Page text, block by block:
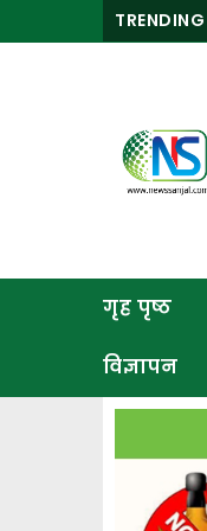
TRENDING
गृह पृष्ठ
विज्ञापन
राजनीति